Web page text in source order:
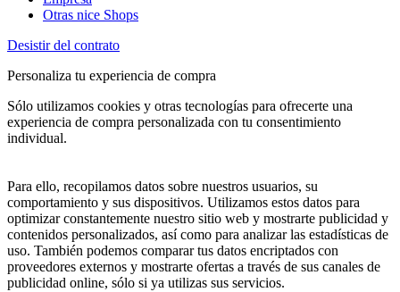
Otras nice Shops
Desistir del contrato
Personaliza tu experiencia de compra
Sólo utilizamos cookies y otras tecnologías para ofrecerte una
experiencia de compra personalizada con tu consentimiento
individual.
Para ello, recopilamos datos sobre nuestros usuarios, su
comportamiento y sus dispositivos. Utilizamos estos datos para
optimizar constantemente nuestro sitio web y mostrarte publicidad y
contenidos personalizados, así como para analizar las estadísticas de
uso. También podemos comparar tus datos encriptados con
proveedores externos y mostrarte ofertas a través de sus canales de
publicidad online, sólo si ya utilizas sus servicios.